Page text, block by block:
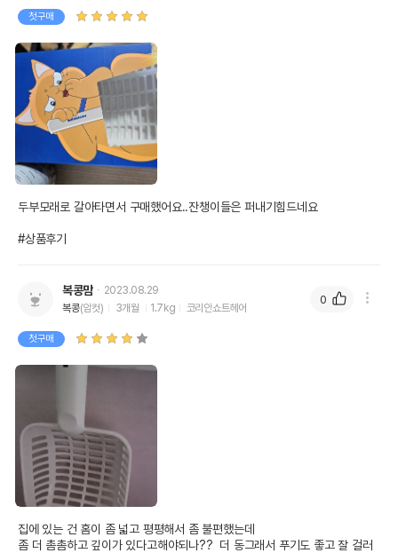
첫구매
두부모래로 갈아타면서 구매했어요..잔챙이들은 퍼내기힘드네요
#상품후기
복콩맘
2023.08.29
복콩(암컷) 3개월 1.7kg 코리안쇼트헤어
첫구매
집에 있는 건 홈이 좀 넓고 평평해서 좀 불편했는데
좀 더 촘촘하고 깊이가 있다고해야되나??  더 동그래서 푸기도 좋고 잘 걸러
0